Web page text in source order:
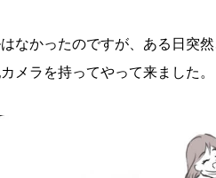
なかったのですが、ある日突
メラを持ってやって来ました。